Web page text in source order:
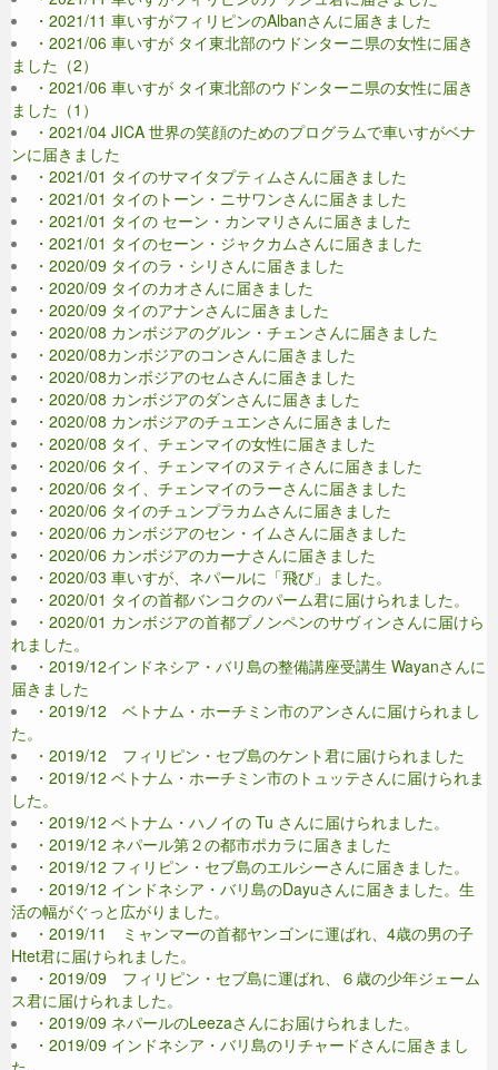
・2021/11 車いすがフィリピンのAlbanさんに届きました
・2021/06 車いすが タイ東北部のウドンターニ県の女性に届き
ました（2）
・2021/06 車いすが タイ東北部のウドンターニ県の女性に届き
ました（1）
・2021/04 JICA 世界の笑顔のためのプログラムで車いすがベナ
ンに届きました
・2021/01 タイのサマイタプティムさんに届きました
・2021/01 タイのトーン・ニサワンさんに届きました
・2021/01 タイの セーン・カンマリさんに届きました
・2021/01 タイのセーン・ジャクカムさんに届きました
・2020/09 タイのラ・シリさんに届きました
・2020/09 タイのカオさんに届きました
・2020/09 タイのアナンさんに届きました
・2020/08 カンボジアのグルン・チェンさんに届きました
・2020/08カンボジアのコンさんに届きました
・2020/08カンボジアのセムさんに届きました
・2020/08 カンボジアのダンさんに届きました
・2020/08 カンボジアのチュエンさんに届きました
・2020/08 タイ、チェンマイの女性に届きました
・2020/06 タイ、チェンマイのヌティさんに届きました
・2020/06 タイ、チェンマイのラーさんに届きました
・2020/06 タイのチュンプラカムさんに届きました
・2020/06 カンボジアのセン・イムさんに届きました
・2020/06 カンボジアのカーナさんに届きました
・2020/03 車いすが、ネパールに「飛び」ました。
・2020/01 タイの首都バンコクのパーム君に届けられました。
・2020/01 カンボジアの首都プノンペンのサヴィンさんに届けら
れました。
・2019/12インドネシア・バリ島の整備講座受講生 Wayanさんに
届きました
・2019/12 ベトナム・ホーチミン市のアンさんに届けられまし
た。
・2019/12 フィリピン・セブ島のケント君に届けられました
・2019/12 ベトナム・ホーチミン市のトュッテさんに届けられま
した。
・2019/12 ベトナム・ハノイの Tu さんに届けられました。
・2019/12 ネパール第２の都市ポカラに届きました
・2019/12 フィリピン・セブ島のエルシーさんに届きました。
・2019/12 インドネシア・バリ島のDayuさんに届きました。生
活の幅がぐっと広がりました。
・2019/11 ミャンマーの首都ヤンゴンに運ばれ、4歳の男の子
Htet君に届けられました。
・2019/09 フィリピン・セブ島に運ばれ、６歳の少年ジェーム
ス君に届けられました。
・2019/09 ネパールのLeezaさんにお届けられました。
・2019/09 インドネシア・バリ島のリチャードさんに届きまし